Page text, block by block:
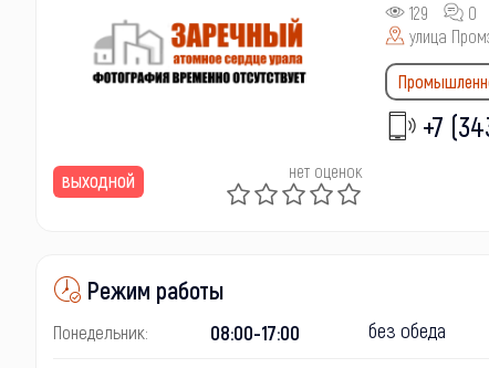
выходной нет оценок
129
0
улица
+7
Режим работы
Понедельник: 08:00-17:00 без обеда